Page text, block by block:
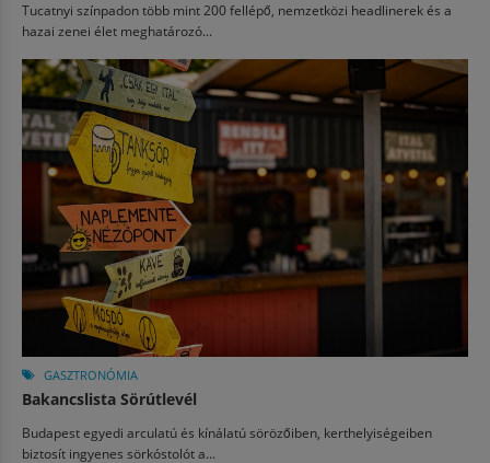
Tucatnyi színpadon több mint 200 fellépő, nemzetközi headlinerek és a
hazai zenei élet meghatározó...
GASZTRONÓMIA
Bakancslista Sörútlevél
Budapest egyedi arculatú és kínálatú sörözőiben, kerthelyiségeiben
biztosít ingyenes sörkóstolót a...